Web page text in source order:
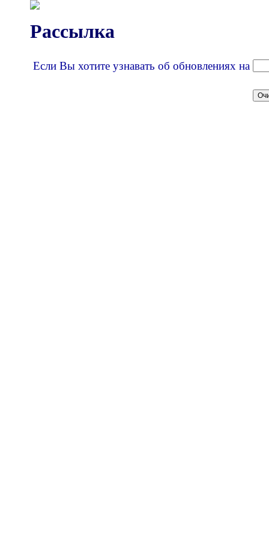
Рассылка
Если Вы хотите узнавать об обновлениях на